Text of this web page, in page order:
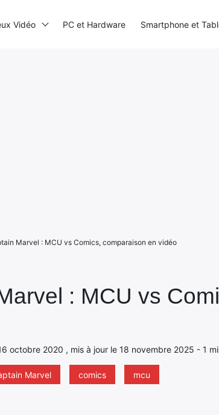
: MCU vs
octobre 2020 , mis à jour le 18 novembre 2025 - 1
Marvel comics mcu
Marvel : MCU vs Comics, comparaison en vidéo
Vidéo PC et Hardware Smartphone et